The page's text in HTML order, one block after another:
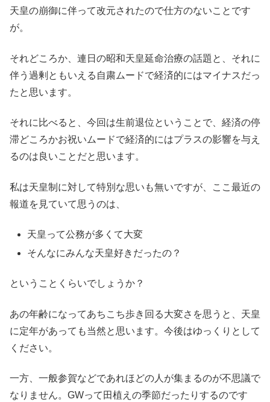
天皇の崩御に伴って改元されたので仕方のないことです
が。
それどころか、連日の昭和天皇延命治療の話題と、それに
伴う過剰ともいえる自粛ムードで経済的にはマイナスだっ
たと思います。
それに比べると、今回は生前退位ということで、経済の停
滞どころかお祝いムードで経済的にはプラスの影響を与え
るのは良いことだと思います。
私は天皇制に対して特別な思いも無いですが、ここ最近の
報道を見ていて思うのは、
天皇って公務が多くて大変
そんなにみんな天皇好きだったの？
ということくらいでしょうか？
あの年齢になってあちこち歩き回る大変さを思うと、天皇
に定年があっても当然と思います。今後はゆっくりとして
ください。
一方、一般参賀などであれほどの人が集まるのが不思議で
なりません。GWって田植えの季節だったりするのです